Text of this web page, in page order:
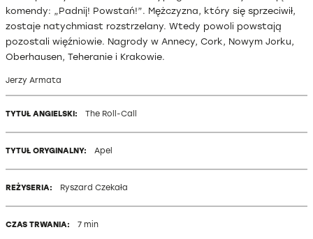
komendy: „Padnij! Powstań!”. Mężczyzna, który się sprzeciwił,
zostaje natychmiast rozstrzelany. Wtedy powoli powstają
pozostali więźniowie. Nagrody w Annecy, Cork, Nowym Jorku,
Oberhausen, Teheranie i Krakowie.
Jerzy Armata
TYTUŁ ANGIELSKI: The Roll-Call
TYTUŁ ORYGINALNY: Apel
REŻYSERIA: Ryszard Czekała
CZAS TRWANIA: 7 min